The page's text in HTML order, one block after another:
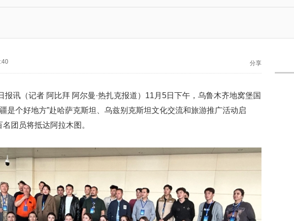
分享
报讯（记者 阿比拜 阿尔曼·热扎克报道）11月5日下午，乌鲁木齐地窝堡国
是个好地方”赴哈萨克斯坦、乌兹别克斯坦文化交流和旅游推广活动启
团员将抵达阿拉木图。